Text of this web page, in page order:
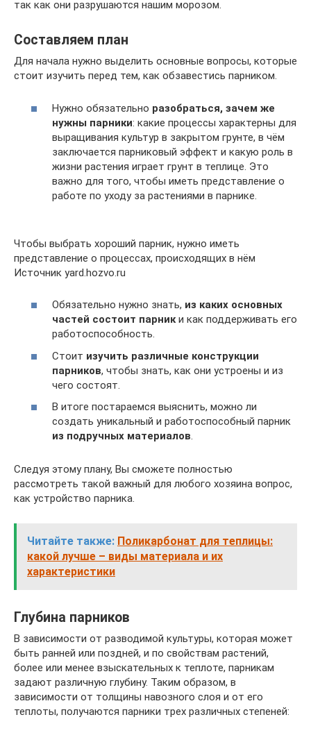
так как они разрушаются нашим морозом.
Составляем план
Для начала нужно выделить основные вопросы, которые
стоит изучить перед тем, как обзавестись парником.
Нужно обязательно разобраться, зачем же
нужны парники: какие процессы характерны для
выращивания культур в закрытом грунте, в чём
заключается парниковый эффект и какую роль в
жизни растения играет грунт в теплице. Это
важно для того, чтобы иметь представление о
работе по уходу за растениями в парнике.
Чтобы выбрать хороший парник, нужно иметь
представление о процессах, происходящих в нём
Источник yard.hozvo.ru
Обязательно нужно знать, из каких основных
частей состоит парники как поддерживать его
работоспособность.
Стоит изучить различные конструкции
парников, чтобы знать, как они устроены и из
чего состоят.
В итоге постараемся выяснить, можно ли
создать уникальный и работоспособный парник
из подручных материалов.
Следуя этому плану, Вы сможете полностью
рассмотреть такой важный для любого хозяина вопрос,
как устройство парника.
Читайте также: Поликарбонат для теплицы:
какой лучше – виды материала и их
характеристики
Глубина парников
В зависимости от разводимой культуры, которая может
быть ранней или поздней, и по свойствам растений,
более или менее взыскательных к теплоте, парникам
задают различную глубину. Таким образом, в
зависимости от толщины навозного слоя и от его
теплоты, получаются парники трех различных степеней: